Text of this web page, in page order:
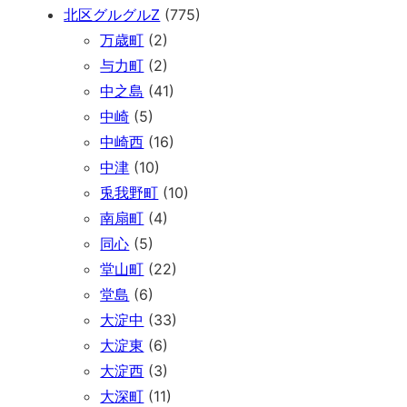
北区グルグルZ (775)
万歳町 (2)
与力町 (2)
中之島 (41)
中崎 (5)
中崎西 (16)
中津 (10)
兎我野町 (10)
南扇町 (4)
同心 (5)
堂山町 (22)
堂島 (6)
大淀中 (33)
大淀東 (6)
大淀西 (3)
大深町 (11)